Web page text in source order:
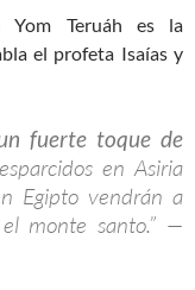
Teruáh es la
el profeta Isaías y
fuerte toque de
en Asiria
Egipto vendrán a
monte santo.” —